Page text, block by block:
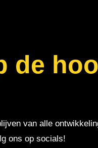
de
van alle
ons op socials!